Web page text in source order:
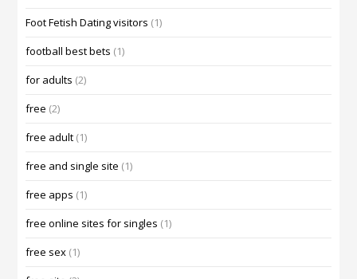
Foot Fetish Dating visitors (1)
football best bets (1)
for adults (2)
free (2)
free adult (1)
free and single site (1)
free apps (1)
free online sites for singles (1)
free sex (1)